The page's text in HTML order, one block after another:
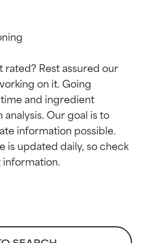
rated? Rest assured our
on it. Going
and ingredient
Our goal is to
information possible.
is updated daily, so check
de
con
para la piel. Su
y
de
con
para la piel. Su
y